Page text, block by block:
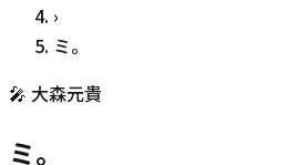
›
ミ。
🎤 大森元貴
ミ。